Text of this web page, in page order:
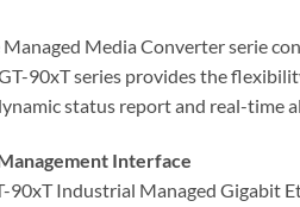
Media Converter serie
90xT series provides the
status report and real-
Interface
90xT Industrial Managed Gigabit